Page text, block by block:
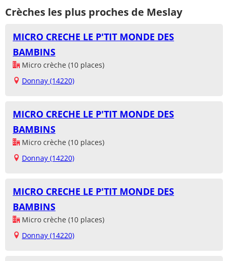
Crèches les plus proches de Meslay
MICRO CRECHE LE P'TIT MONDE DES
BAMBINS
Micro crèche (10 places)
Donnay (14220)
MICRO CRECHE LE P'TIT MONDE DES
BAMBINS
Micro crèche (10 places)
Donnay (14220)
MICRO CRECHE LE P'TIT MONDE DES
BAMBINS
Micro crèche (10 places)
Donnay (14220)